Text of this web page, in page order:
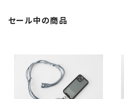
セール中の商品